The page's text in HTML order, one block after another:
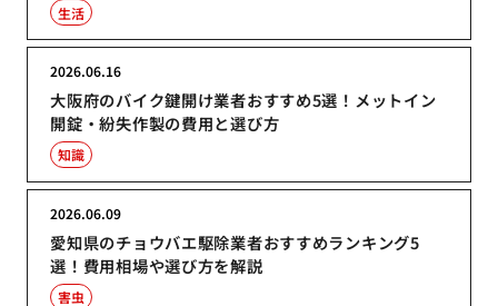
生活
大阪府のバイク鍵開け業者おすすめ5選！メットイン
開錠・紛失作製の費用と選び方
2026.06.16
知識
愛知県のチョウバエ駆除業者おすすめランキング5
選！費用相場や選び方を解説
2026.06.09
害虫